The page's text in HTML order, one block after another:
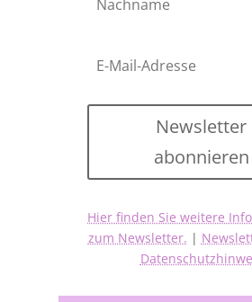
Newsletter
abonnieren
Hier finden Sie weitere
zum Newsletter. |